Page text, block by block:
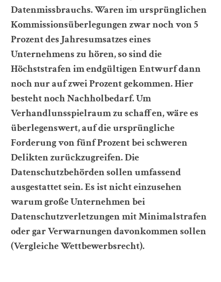
Datenmissbrauchs. Waren im ursprünglichen
Kommissionsüberlegungen zwar noch von 5
Prozent des Jahresumsatzes eines
Unternehmens zu hören, so sind die
Höchststrafen im endgültigen Entwurf dann
noch nur auf zwei Prozent gekommen. Hier
besteht noch Nachholbedarf. Um
Verhandlunsspielraum zu schaffen, wäre es
überlegenswert, auf die ursprüngliche
Forderung von fünf Prozent bei schweren
Delikten zurückzugreifen. Die
Datenschutzbehörden sollen umfassend
ausgestattet sein. Es ist nicht einzusehen
warum große Unternehmen bei
Datenschutzverletzungen mit Minimalstrafen
oder gar Verwarnungen davonkommen sollen
(Vergleiche Wettbewerbsrecht).